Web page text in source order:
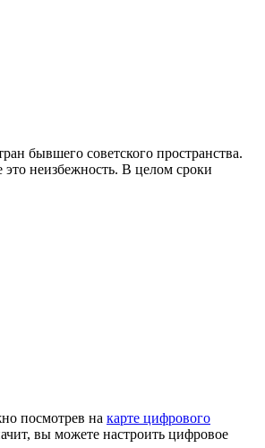
бывшего советского пространства.
неизбежность. В целом сроки
посмотрев на карте цифрового
вы можете настроить цифровое